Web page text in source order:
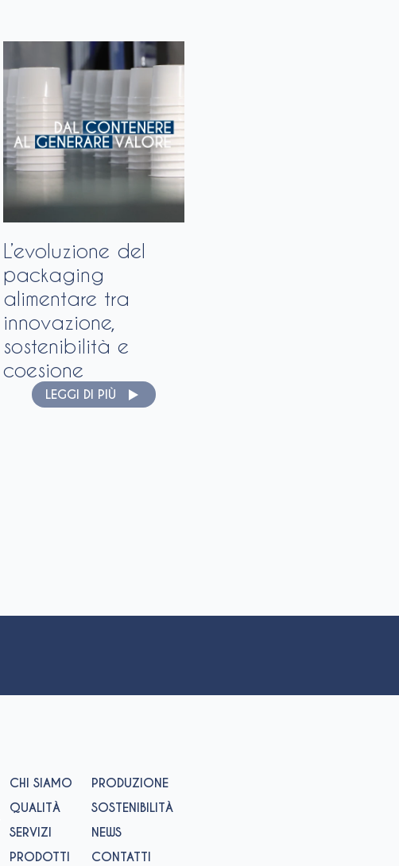
L’evoluzione del
packaging
alimentare tra
innovazione,
sostenibilità e
coesione
LEGGI DI PIÙ
CHI SIAMO
PRODUZIONE
QUALITÀ
SOSTENIBILITÀ
SERVIZI
NEWS
PRODOTTI
CONTATTI